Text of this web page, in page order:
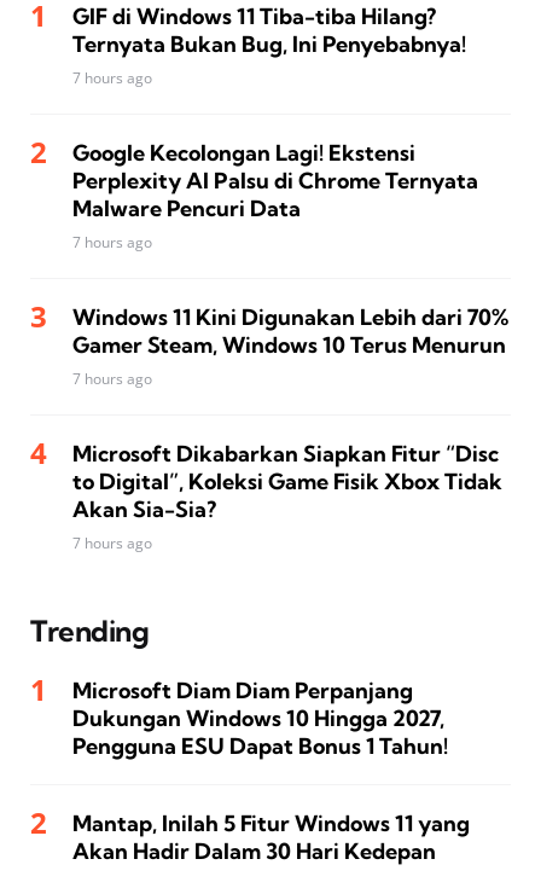
GIF di Windows 11 Tiba-tiba Hilang?
Ternyata Bukan Bug, Ini Penyebabnya!
7 hours ago
Google Kecolongan Lagi! Ekstensi
Perplexity AI Palsu di Chrome Ternyata
Malware Pencuri Data
7 hours ago
Windows 11 Kini Digunakan Lebih dari 70%
Gamer Steam, Windows 10 Terus Menurun
7 hours ago
Microsoft Dikabarkan Siapkan Fitur “Disc
to Digital”, Koleksi Game Fisik Xbox Tidak
Akan Sia-Sia?
7 hours ago
Trending
Microsoft Diam Diam Perpanjang
Dukungan Windows 10 Hingga 2027,
Pengguna ESU Dapat Bonus 1 Tahun!
Mantap, Inilah 5 Fitur Windows 11 yang
Akan Hadir Dalam 30 Hari Kedepan